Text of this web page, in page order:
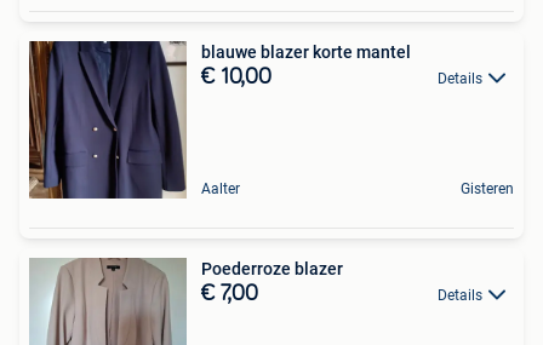
blauwe blazer korte mantel
€ 10,00 Details
Aalter Gisteren
Poederroze blazer
€ 7,00 Details